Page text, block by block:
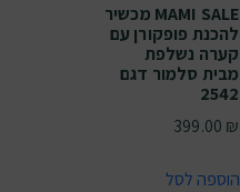
MAMI SALE מכשיר
להכנת פופקורן עם
קערה נשלפת
מבית סלמור דגם
2542
399.00 ₪
הוספה לסל